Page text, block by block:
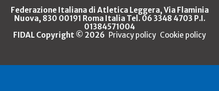
Federazione Italiana di Atletica Leggera, Via Flaminia
Nuova, 830 00191 Roma Italia Tel. 06 3348 4703 P.I.
01384571004
FIDAL Copyright © 2026 Privacy policy Cookie policy